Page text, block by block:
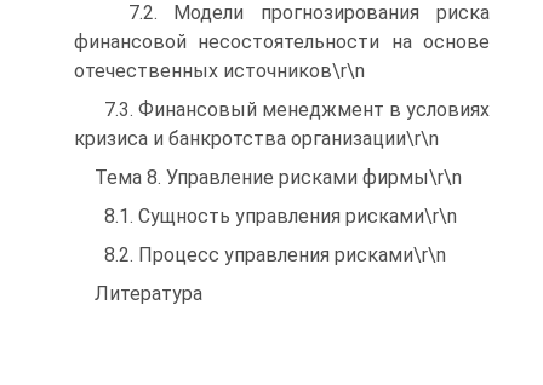
7.2. Модели прогнозирования риска
финансовой несостоятельности на основе
отечественных источников\r\n
7.3. Финансовый менеджмент в условиях
кризиса и банкротства организации\r\n
Тема 8. Управление рисками фирмы\r\n
8.1. Сущность управления рисками\r\n
8.2. Процесс управления рисками\r\n
Литература